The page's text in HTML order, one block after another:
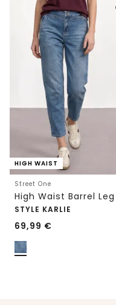
HIGH WAIST
Street One
STYLE KARLIE
69,99 €